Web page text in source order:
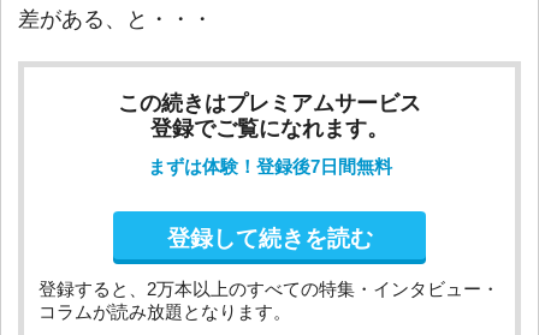
差がある、と・・・
この続きはプレミアムサービス
登録でご覧になれます。
まずは体験！登録後7日間無料
登録して続きを読む
登録すると、2万本以上のすべての特集・インタビュー・
コラムが読み放題となります。